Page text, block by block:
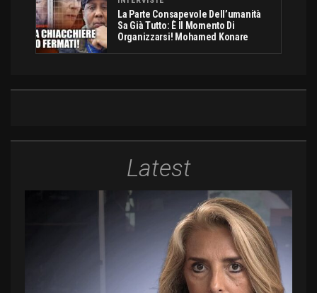
La Parte Consapevole Dell’umanità
Sa Già Tutto: È Il Momento Di
Organizzarsi! Mohamed Konare
Latest